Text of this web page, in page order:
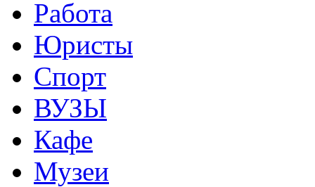
Работа
Юристы
Спорт
ВУЗЫ
Кафе
Музеи